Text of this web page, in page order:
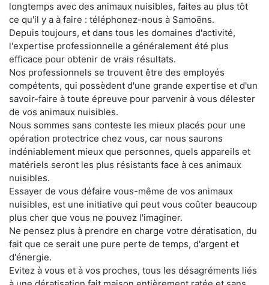
longtemps avec des animaux nuisibles, faites au plus tôt
ce qu'il y a à faire : téléphonez-nous à Samoëns.
Depuis toujours, et dans tous les domaines d'activité,
l'expertise professionnelle a généralement été plus
efficace pour obtenir de vrais résultats.
Nos professionnels se trouvent être des employés
compétents, qui possèdent d'une grande expertise et d'un
savoir-faire à toute épreuve pour parvenir à vous délester
de vos animaux nuisibles.
Nous sommes sans conteste les mieux placés pour une
opération protectrice chez vous, car nous saurons
indéniablement mieux que personnes, quels appareils et
matériels seront les plus résistants face à ces animaux
nuisibles.
Essayer de vous défaire vous-même de vos animaux
nuisibles, est une initiative qui peut vous coûter beaucoup
plus cher que vous ne pouvez l'imaginer.
Ne pensez plus à prendre en charge votre dératisation, du
fait que ce serait une pure perte de temps, d'argent et
d'énergie.
Evitez à vous et à vos proches, tous les désagréments liés